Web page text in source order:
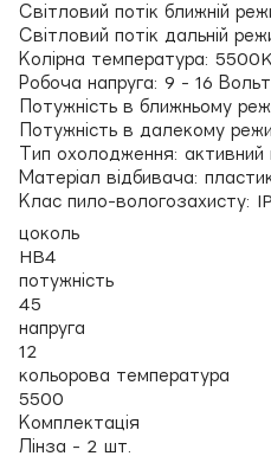
Світловий потік ближній
Світловий потік дальній
Колірна температура:
Робоча напруга: 9 - 16 Вольт
Потужність в ближньому
Потужність в далекому
Тип охолодження: активний
Матеріал відбивача:
Клас пило-вологозахисту:
цоколь
HB4
потужність
45
напруга
12
кольорова температура
5500
Комплектація
Лінза - 2 шт.